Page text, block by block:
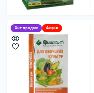
Хит продаж Акция